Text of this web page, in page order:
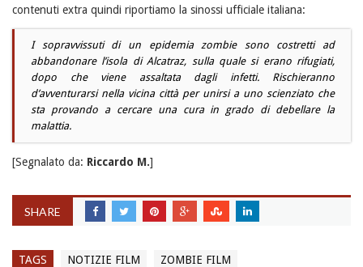
contenuti extra quindi riportiamo la sinossi ufficiale italiana:
I sopravvissuti di un epidemia zombie sono costretti ad
abbandonare l’isola di Alcatraz, sulla quale si erano rifugiati,
dopo che viene assaltata dagli infetti. Rischieranno
d’avventurarsi nella vicina città per unirsi a uno scienziato che
sta provando a cercare una cura in grado di debellare la
malattia.
[Segnalato da: Riccardo M.]
SHARE
TAGS NOTIZIE FILM
ZOMBIE FILM